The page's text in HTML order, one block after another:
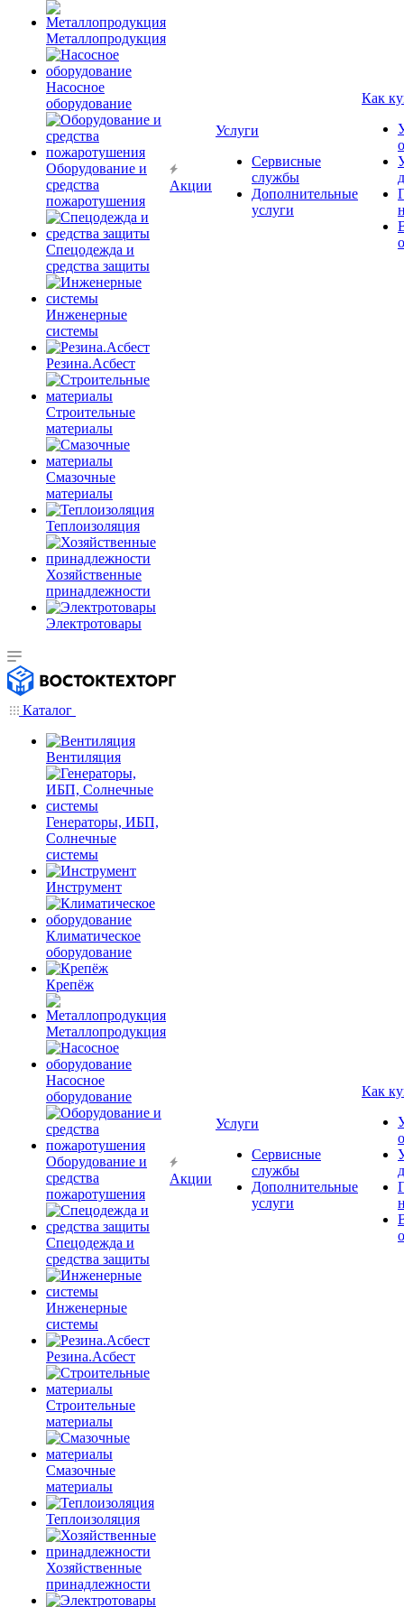
Металлопродукция
Насосное
оборудование
Оборудование и
средства
пожаротушения
Спецодежда и
средства защиты
Инженерные
системы
Резина.Асбест
Строительные
материалы
Смазочные
материалы
Теплоизоляция
Хозяйственные
принадлежности
Электротовары
Акции
Услуги
Сервисные
службы
Дополнительные
услуги
Как
Каталог
Вентиляция
Генераторы, ИБП,
Солнечные
системы
Инструмент
Климатическое
оборудование
Крепёж
Металлопродукция
Насосное
оборудование
Оборудование и
средства
пожаротушения
Спецодежда и
средства защиты
Инженерные
системы
Резина.Асбест
Строительные
материалы
Смазочные
материалы
Теплоизоляция
Хозяйственные
принадлежности
Акции
Услуги
Сервисные
службы
Дополнительные
услуги
Как